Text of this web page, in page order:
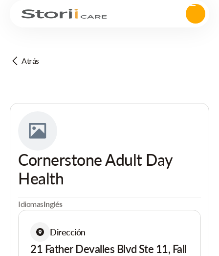
Atrás
Cornerstone Adult Day
Health
IdiomasInglés
Dirección
21 Father Devalles Blvd Ste 11, Fall